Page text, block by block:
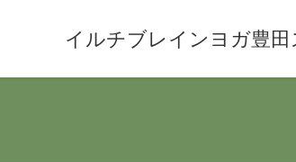
ン
ー
イルチブレインヨガ豊田